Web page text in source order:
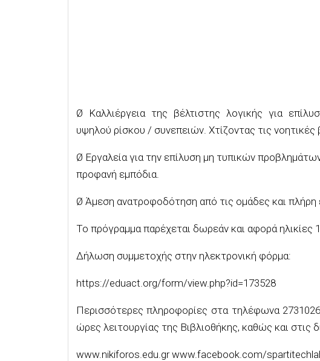
Ø Καλλιέργεια της βέλτιστης λογικής για
υψηλού ρίσκου / συνεπειών. Χτίζοντας τις νοητικές
Ø Εργαλεία για την επίλυση μη τυπικών
προφανή εμπόδια.
Ø Άμεση ανατροφοδότηση από τις ομάδες και
Το πρόγραμμα παρέχεται δωρεάν και αφορά ηλικίες
Δήλωση συμμετοχής στην ηλεκτρονική φόρμα:
https://eduact.org/form/view.php?id=173528
Περισσότερες πληροφορίες στα τηλέφωνα
ώρες λειτουργίας της Βιβλιοθήκης, καθώς και στις
www.nikiforos.edu.gr www.facebook.com/